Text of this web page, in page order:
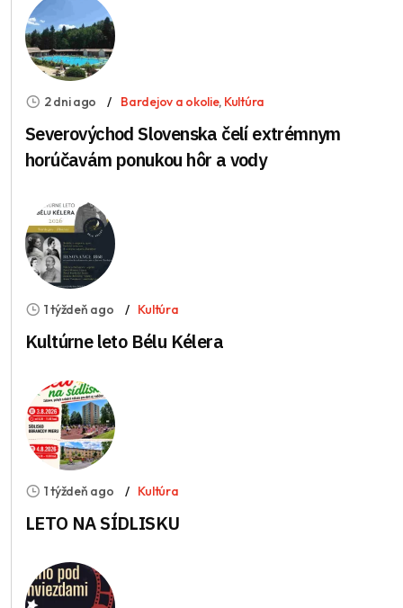
2 dni ago Bardejov a okolie, Kultúra
Severovýchod Slovenska čelí extrémnym
horúčavám ponukou hôr a vody
1 týždeň ago Kultúra
Kultúrne leto Bélu Kélera
1 týždeň ago Kultúra
LETO NA SÍDLISKU